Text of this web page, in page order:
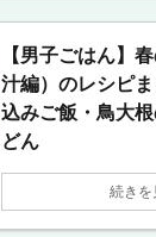
【男子ごはん】
汁編）のレシピ
込みご飯・鳥大
どん
続きを